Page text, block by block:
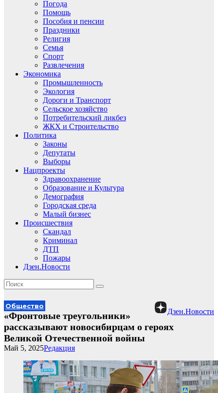
Погода
Помощь
Пособия и пенсии
Праздники
Религия
Семья
Спорт
Развлечения
Экономика
Промышленность
Экология
Дороги и Транспорт
Сельское хозяйство
Потребительский ликбез
ЖКХ и Строительство
Политика
Законы
Депутаты
Выборы
Нацпроекты
Здравоохранение
Образование и Культура
Демография
Городская среда
Малый бизнес
Происшествия
Скандал
Криминал
ДТП
Пожары
Дзен.Новости
Дзен.Новости
Общество
«Фронтовые треугольники»
рассказывают новосибирцам о героях
Великой Отечественной войны
Редакция
Май 5, 2025